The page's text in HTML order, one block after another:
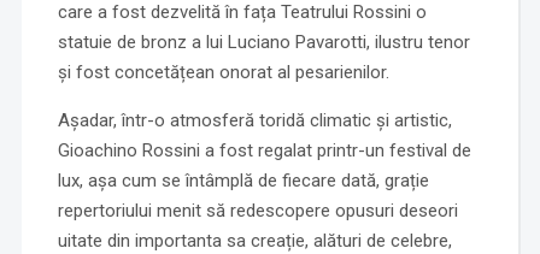
care a fost dezvelită în fața Teatrului Rossini o
statuie de bronz a lui Luciano Pavarotti, ilustru tenor
și fost concetățean onorat al pesarienilor.
Așadar, într-o atmosferă toridă climatic și artistic,
Gioachino Rossini a fost regalat printr-un festival de
lux, așa cum se întâmplă de fiecare dată, grație
repertoriului menit să redescopere opusuri deseori
uitate din importanta sa creație, alături de celebre,